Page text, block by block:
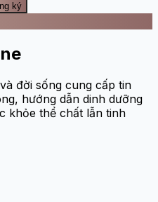
ký
đời sống cung cấp tin
hướng dẫn dinh dưỡng
khỏe thể chất lẫn tinh